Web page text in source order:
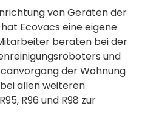
von Geräten der
Ecovacs eine eigene
beraten bei der
und
der Wohnung
allen weiteren
R96 und R98 zur